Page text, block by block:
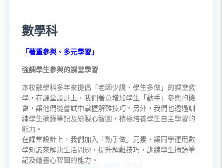
數學科
「著重參與、多元學習」
強調學生參與的課堂學習
本校數學科多年來提倡「老師少講、學生多做」的課堂教
學，在課堂設計上，我們著意增加學生「動手」參與的機
會，讓他們從嘗試中掌握解難技巧。另外，我們也透過訓
練學生摘錄筆記及繪製心智圖，積極培養學生自主學習的
能力。
在課堂設計上，我們加入「動手做」元素，讓同學運用數
學知識來解決生活問題，提升解難技巧，訓練學生摘錄筆
記及繪畫心智圖的能力。